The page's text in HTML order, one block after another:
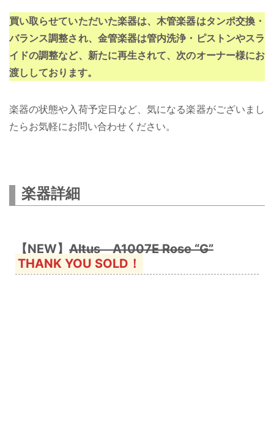
買い取らせていただいた楽器は、木管楽器はタンポ交換・
バランス調整され、金管楽器は管内洗浄・ピストンやスラ
イドの調整など、新たに再生されて、次のオーナー様にお
渡ししております。
楽器の状態や入荷予定日など、気になる楽器がございまし
たらお気軽にお問い合わせください。
楽器詳細
【NEW】 Altus A1007E Rose “G”
THANK YOU SOLD！